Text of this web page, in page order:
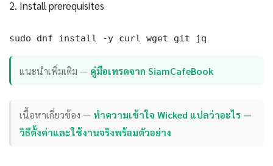
2. Install prerequisites
sudo dnf install -y curl wget git jq
แนะนำเพิ่มเติม — คู่มือเทรดจาก SiamCafeBook
เนื้อหาเกี่ยวข้อง — ทำความเข้าใจ Wicked แปลว่าอะไร —
วิธีตั้งค่าและใช้งานจริงพร้อมตัวอย่าง